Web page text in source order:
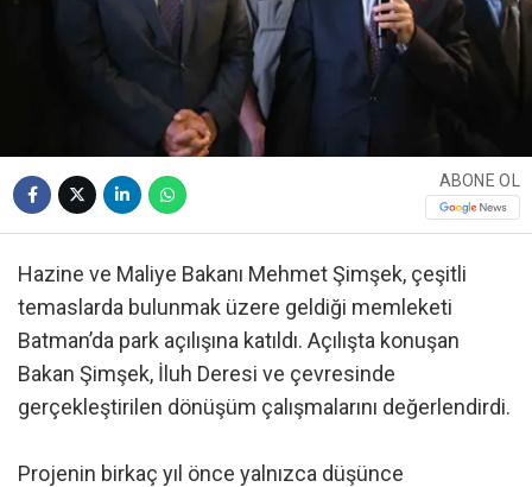
ABONE OL
Hazine ve Maliye Bakanı Mehmet Şimşek, çeşitli
temaslarda bulunmak üzere geldiği memleketi
Batman’da park açılışına katıldı. Açılışta konuşan
Bakan Şimşek, İluh Deresi ve çevresinde
gerçekleştirilen dönüşüm çalışmalarını değerlendirdi.
Projenin birkaç yıl önce yalnızca düşünce